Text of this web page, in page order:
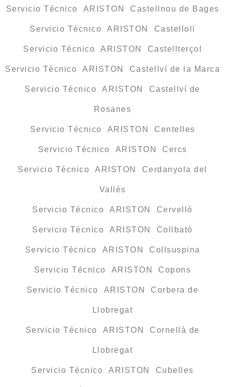
Servicio Técnico ARISTON Castellnou de Bages
Servicio Técnico ARISTON Castellolí
Servicio Técnico ARISTON Castellterçol
Servicio Técnico ARISTON Castellví de la Marca
Servicio Técnico ARISTON Castellví de
Rosanes
Servicio Técnico ARISTON Centelles
Servicio Técnico ARISTON Cercs
Servicio Técnico ARISTON Cerdanyola del
Vallès
Servicio Técnico ARISTON Cervelló
Servicio Técnico ARISTON Collbató
Servicio Técnico ARISTON Collsuspina
Servicio Técnico ARISTON Copons
Servicio Técnico ARISTON Corbera de
Llobregat
Servicio Técnico ARISTON Cornellà de
Llobregat
Servicio Técnico ARISTON Cubelles